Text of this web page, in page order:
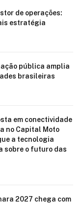
de operações:
estratégia
pública amplia
brasileiras
em conectividade
no Capital Moto
a tecnologia
sobre o futuro das
2027 chega com